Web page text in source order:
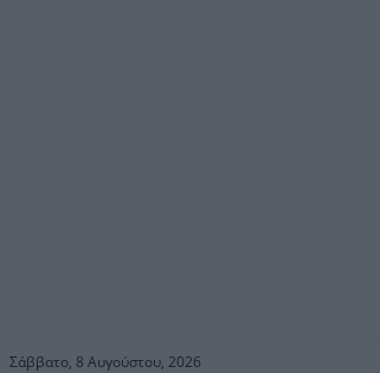
Σάββατο, 8 Αυγούστου, 2026